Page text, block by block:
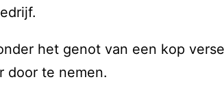
het genot van een kop
door te nemen.